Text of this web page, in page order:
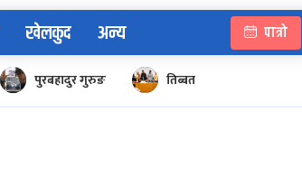
खेलकुद अन्य पात्रो
पुरबहादुर गुरुङ तिब्बत